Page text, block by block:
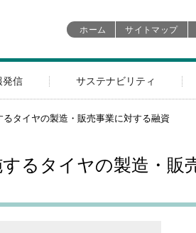
ホーム サイトマップ
発信 サステナビリティ
タイヤの製造・販売事業に対する融資
るタイヤの製造・販